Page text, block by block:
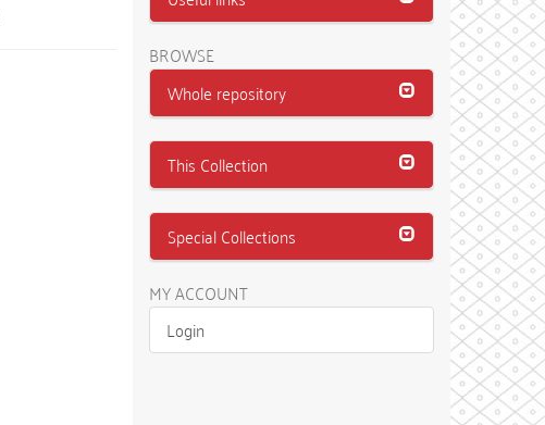
BROWSE
Whole repository
This Collection
Special Collections
MY ACCOUNT
Login